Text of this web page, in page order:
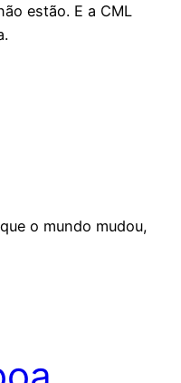
estão. E a CML
o mundo mudou,